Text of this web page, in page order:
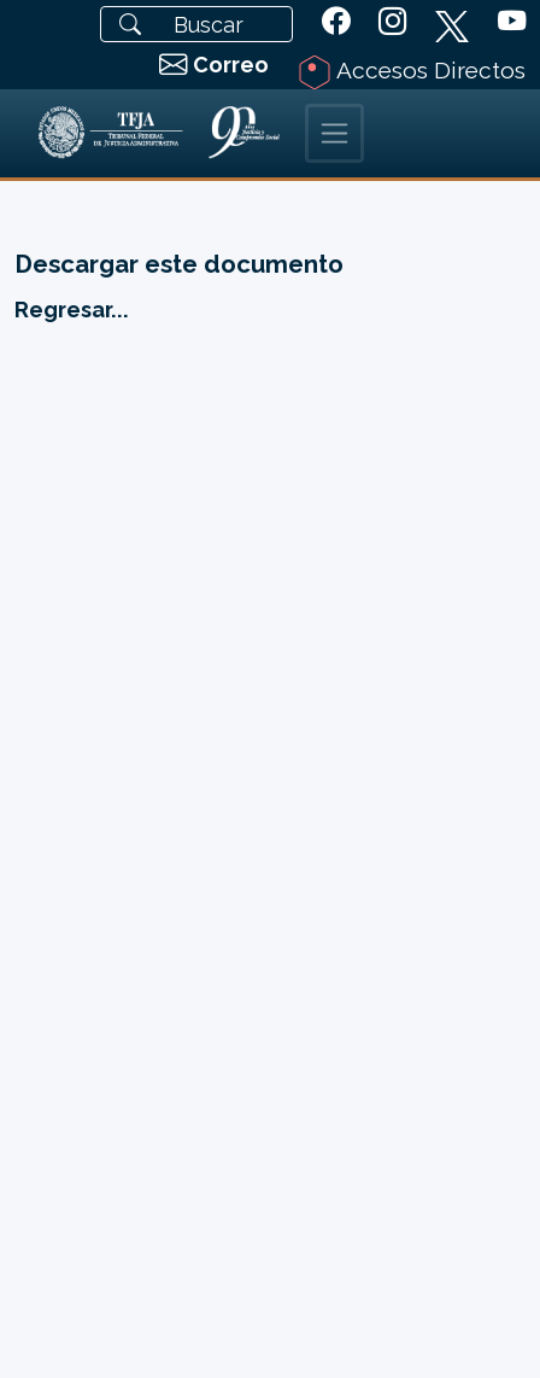
Correo Accesos Directos
Descargar este documento
Regresar...